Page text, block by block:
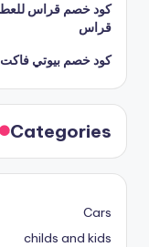
قراس
كود خصم بيوتي فاكت Beauty Fact حتى 30%
Categories
Cars
childs and kids